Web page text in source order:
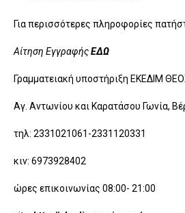
Για περισσότερες πληροφορίες
Αίτηση ΕγγραφήςΕΔΩ
Γραμματειακή υποστήριξη ΕΚΕΔΙΜ
Αγ. Αντωνίου και Καρατάσου Γωνία,
τηλ: 2331021061-2331120331
κιν: 6973928402
ώρες επικοινωνίας 08:00- 21:00